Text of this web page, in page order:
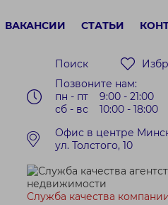
ВАКАНСИИ СТАТЬИ
Поиск
Позвоните нам:
пн - пт 9:00 - 21:00
сб - вс 10:00 - 18:00
Офис в центре
ул. Толстого, 10
Служба качества